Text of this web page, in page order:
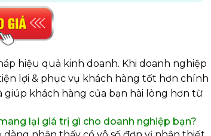
hiệu quả kinh doanh. Khi doanh nghiệp
lợi & phục vụ khách hàng tốt hơn chính
giúp khách hàng của bạn hài lòng hơn từ
lại giá trị gì cho doanh nghiệp bạn?